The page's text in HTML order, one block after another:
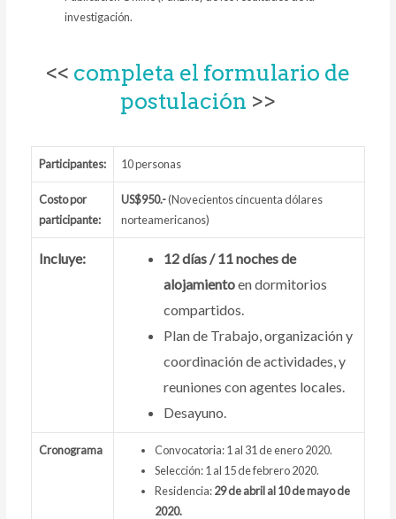
investigación.
<< completa el formulario de
postulación >>
Participantes: 10 personas
Costo por
participante:
US$950.-(Novecientos cincuenta dólares
norteamericanos)
Incluye:
12 días / 11 noches de
alojamientoen dormitorios
compartidos.
Plan de Trabajo, organización y
coordinación de actividades, y
reuniones con agentes locales.
Desayuno.
Cronograma
Convocatoria: 1 al 31 de enero 2020.
Selección: 1 al 15 de febrero 2020.
Residencia:29 de abril al 10 de mayo de
2020.